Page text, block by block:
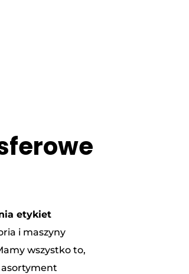
etykiet
i maszyny
wszystko to,
asortyment